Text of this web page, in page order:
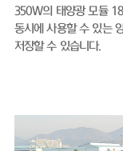
350W의 태양광 모듈
동시에 사용할 수 있는
저장할 수 있습니다.